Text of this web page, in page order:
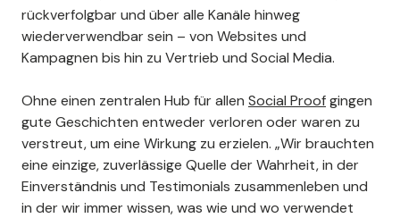
rückverfolgbar und über alle Kanäle hinweg
wiederverwendbar sein – von Websites und
Kampagnen bis hin zu Vertrieb und Social Media.
Ohne einen zentralen Hub für allen Social Proofgingen
gute Geschichten entweder verloren oder waren zu
verstreut, um eine Wirkung zu erzielen. „Wir brauchten
eine einzige, zuverlässige Quelle der Wahrheit, in der
Einverständnis und Testimonials zusammenleben und
in der wir immer wissen, was wie und wo verwendet